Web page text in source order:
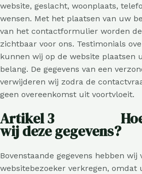
website, geslacht, woonplaats,
wensen. Met het plaatsen van uw
van het contactformulier worden
zichtbaar voor ons. Testimonials
kunnen wij op de website plaatsen
belang. De gegevens van een
verwijderen wij zodra de
geen overeenkomst uit voortvloeit.
Artikel 3 Hoe
wij deze gegevens?
Bovenstaande gegevens hebben
websitebezoeker verkregen, omdat